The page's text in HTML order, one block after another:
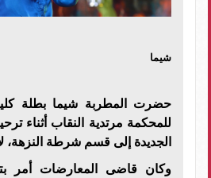
شيما
حضرت المطربة شيما بطلة
للمحكمة مرتدية النقاب أثناء
الجديدة إلى قسم شرطة النزهة،
وكان قاضى المعارضات أمر